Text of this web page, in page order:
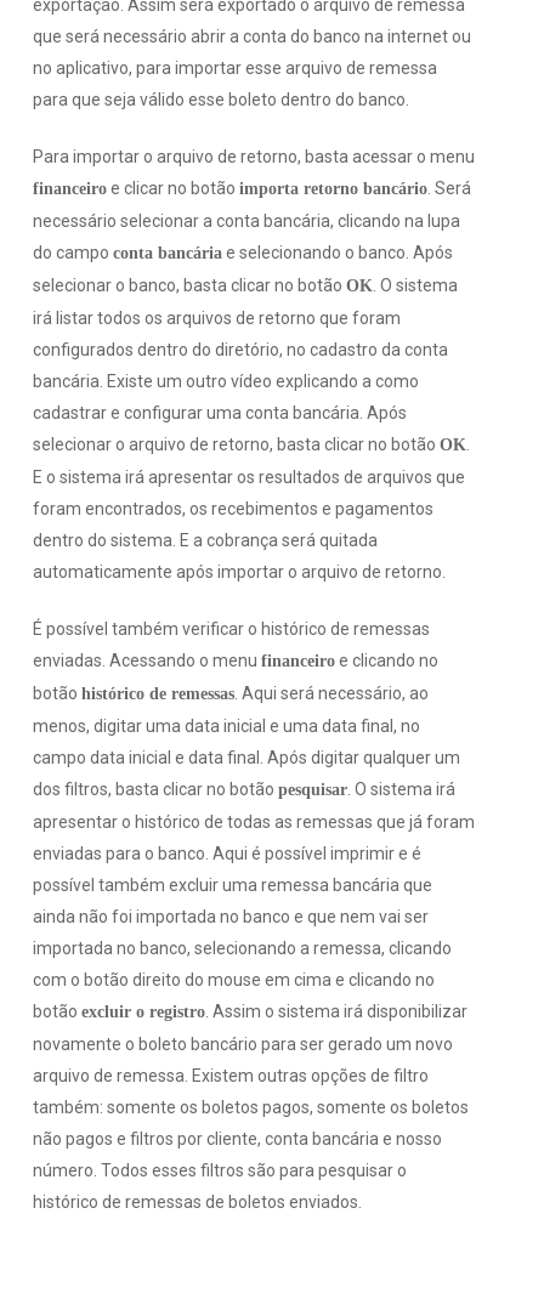
exportação. Assim será exportado o arquivo de remessa
que será necessário abrir a conta do banco na internet ou
no aplicativo, para importar esse arquivo de remessa
para que seja válido esse boleto dentro do banco.
Para importar o arquivo de retorno, basta acessar o menu
financeiroe clicar no botão importa retorno bancário. Será
necessário selecionar a conta bancária, clicando na lupa
do campo conta bancária e selecionando o banco. Após
selecionar o banco, basta clicar no botão OK . O sistema
irá listar todos os arquivos de retorno que foram
configurados dentro do diretório, no cadastro da conta
bancária. Existe um outro vídeo explicando a como
cadastrar e configurar uma conta bancária. Após
selecionar o arquivo de retorno, basta clicar no botão OK
E o sistema irá apresentar os resultados de arquivos que
foram encontrados, os recebimentos e pagamentos
dentro do sistema. E a cobrança será quitada
automaticamente após importar o arquivo de retorno.
É possível também verificar o histórico de remessas
enviadas. Acessando o menu financeiroe clicando no
botão histórico de remessas. Aqui será necessário, ao
menos, digitar uma data inicial e uma data final, no
campo data inicial e data final. Após digitar qualquer um
dos filtros, basta clicar no botão pesquisar. O sistema irá
apresentar o histórico de todas as remessas que já foram
enviadas para o banco. Aqui é possível imprimir e é
possível também excluir uma remessa bancária que
ainda não foi importada no banco e que nem vai ser
importada no banco, selecionando a remessa, clicando
com o botão direito do mouse em cima e clicando no
botão excluir o registro. Assim o sistema irá disponibilizar
novamente o boleto bancário para ser gerado um novo
arquivo de remessa. Existem outras opções de filtro
também: somente os boletos pagos, somente os boletos
não pagos e filtros por cliente, conta bancária e nosso
número. Todos esses filtros são para pesquisar o
histórico de remessas de boletos enviados.